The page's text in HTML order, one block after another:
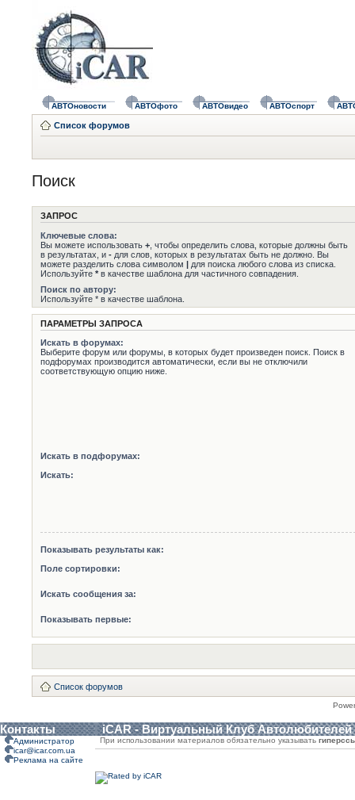
АВТОновости АВТОфото АВТОвидео АВТОспорт
Список форумов
Поиск
ЗАПРОС
Ключевые слова:
Вы можете использовать + , чтобы определить слова, которые должны быть
в результатах, и - для слов, которых в результатах быть не должно. Вы
можете разделить слова символом | для поиска любого слова из списка.
Используйте * в качестве шаблона для частичного совпадения.
Поиск по автору:
Используйте * в качестве шаблона.
ПАРАМЕТРЫ ЗАПРОСА
Искать в форумах:
Выберите форум или форумы, в которых будет произведен поиск. Поиск в
подфорумах производится автоматически, если вы не отключили
соответствующую опцию ниже.
Искать в подфорумах:
Искать:
Показывать результаты как:
Поле сортировки:
Искать сообщения за:
Показывать первые:
Список форумов
Контакты iCAR - Виртуальный Клуб Автолюбителей
Администратор
icar@icar.com.ua
Реклама на сайте
При использовании материалов обязательно указывать